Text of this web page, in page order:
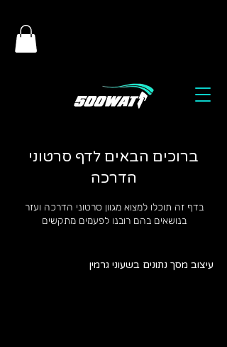
ברוכים הבאים לדף סרטוני
הדרכה
בדף זה תוכלו למצוא מגוון סרטוני הדרכה ועזר
בנושאים בהם רובנו לפעמים מתקשים
עיצוב מסך נתונים בשעוני גרמין